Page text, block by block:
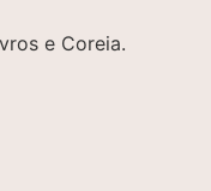
e Coreia.